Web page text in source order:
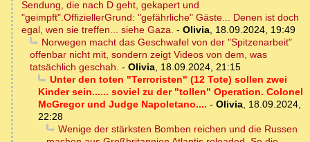
Sendung, die nach D geht, gekapert und
"geimpft".OffiziellerGrund: "gefährliche" Gäste... Denen ist doch
egal, wen sie treffen... siehe Gaza. - Olivia, 18.09.2024, 19:49
Norwegen macht das Geschwafel von der "Spitzenarbeit"
offenbar nicht mit, sondern zeigt Videos von dem, was
tatsächlich geschah. - Olivia, 18.09.2024, 21:15
Unter den toten "Terroristen" (12 Tote) sollen zwei
Kinder sein...... soviel zu der "tollen" Operation. Colonel
McGregor und Judge Napoletano.... - Olivia, 18.09.2024,
22:28
Wenige der stärksten Bomben reichen und die Russen